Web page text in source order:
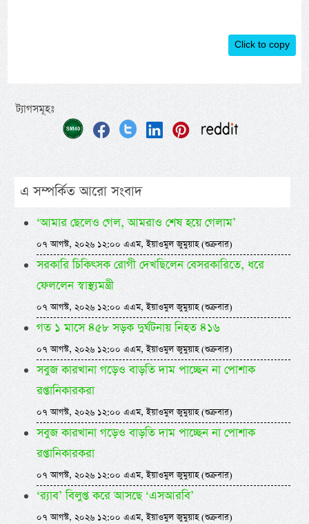
Click to copy
ট্যাগসমূহঃ
এ সম্পর্কিত আরো সংবাদ
‘আমার ছেলেও গেল, আমরাও শেষ হয়ে গেলাম’
০৭ আগস্ট, ২০২৬ ১২:০০ এএম, ইয়াওমুল জুমুয়াহ (শুক্রবার)
সরকারি চিকিৎসক রোগী দেখছিলেন বেসরকারিতে, ধরে
ফেললেন স্বাস্থ্যমন্ত্রী
০৭ আগস্ট, ২০২৬ ১২:০০ এএম, ইয়াওমুল জুমুয়াহ (শুক্রবার)
গত ১ মাসে ৪৫৮ সড়ক দুর্ঘটনায় নিহত ৪১৬
০৭ আগস্ট, ২০২৬ ১২:০০ এএম, ইয়াওমুল জুমুয়াহ (শুক্রবার)
সবুজ কারখানা গড়েও বাড়তি দাম পাচ্ছেন না পোশাক
রপ্তানিকারকরা
০৭ আগস্ট, ২০২৬ ১২:০০ এএম, ইয়াওমুল জুমুয়াহ (শুক্রবার)
সবুজ কারখানা গড়েও বাড়তি দাম পাচ্ছেন না পোশাক
রপ্তানিকারকরা
০৭ আগস্ট, ২০২৬ ১২:০০ এএম, ইয়াওমুল জুমুয়াহ (শুক্রবার)
‘র‍্যাব’ বিলুপ্ত করে আসছে ‘এসআরবি’
০৭ আগস্ট, ২০২৬ ১২:০০ এএম, ইয়াওমুল জুমুয়াহ (শুক্রবার)